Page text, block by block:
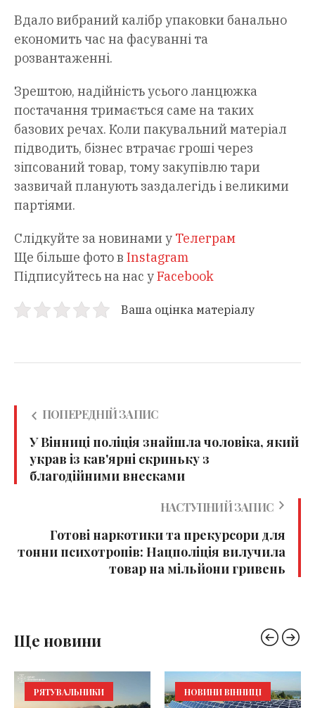
Вдало вибраний калібр упаковки банально
економить час на фасуванні та
розвантаженні.
Зрештою, надійність усього ланцюжка
постачання тримається саме на таких
базових речах. Коли пакувальний матеріал
підводить, бізнес втрачає гроші через
зіпсований товар, тому закупівлю тари
зазвичай планують заздалегідь і великими
партіями.
Слідкуйте за новинами у Телеграм
Ще більше фото в Instagram
Підписуйтесь на нас уFacebook
Ваша оцінка матеріалу
ПОПЕРЕДНІЙ ЗАПИС
У Вінниці поліція знайшла чоловіка, який
украв із кав'ярні скриньку з
благодійними внесками
НАСТУПНИЙ ЗАПИС
Готові наркотики та прекурсори для
тонни психотропів: Нацполіція вилучила
товар на мільйони гривень
Ще новини
РЯТУВАЛЬНИКИ НОВИНИ ВІННИЦІ